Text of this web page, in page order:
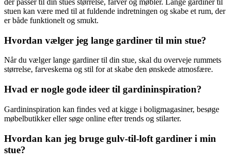
der passer til din stues størrelse, farver og møbler. Lange gardiner til
stuen kan være med til at fuldende indretningen og skabe et rum, der
er både funktionelt og smukt.
Hvordan vælger jeg lange gardiner til min stue?
Når du vælger lange gardiner til din stue, skal du overveje rummets
størrelse, farveskema og stil for at skabe den ønskede atmosfære.
Hvad er nogle gode ideer til gardininspiration?
Gardininspiration kan findes ved at kigge i boligmagasiner, besøge
møbelbutikker eller søge online efter trends og stilarter.
Hvordan kan jeg bruge gulv-til-loft gardiner i min
stue?